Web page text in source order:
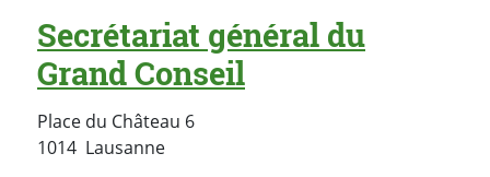
Secrétariat général du
Grand Conseil
Place du Château 6
1014 LausanneSuisse